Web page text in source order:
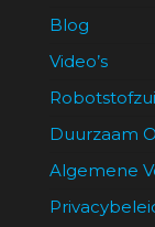
Blog
Video’s
Duurzaam
Algemene